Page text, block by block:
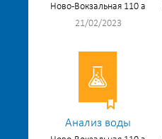
Ново-Вокзальная 110 а
21/02/2023
Анализ воды